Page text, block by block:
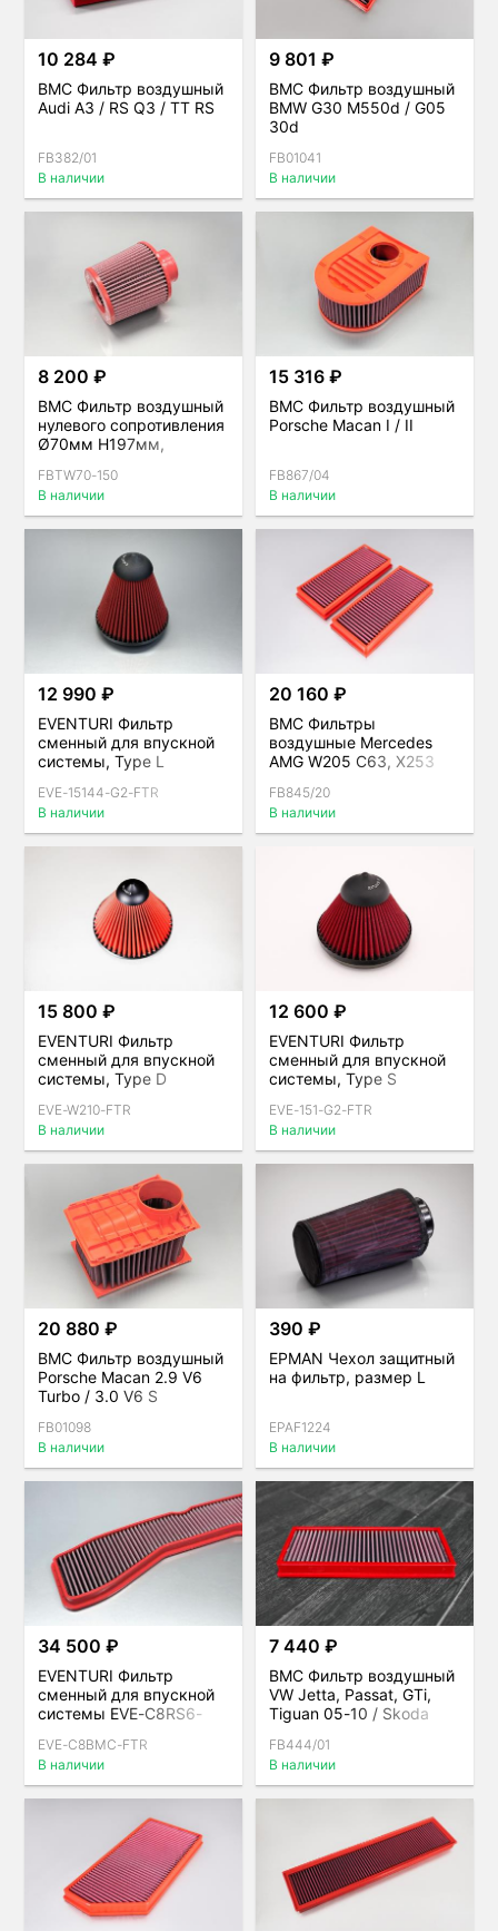
10 284 ₽
BMC Фильтр воздушный
Audi A3 / RS Q3 / TT RS
FB382/01
В наличии
9 801 ₽
BMC Фильтр воздушный
BMW G30 M550d / G05
30d
FB01041
В наличии
8 200 ₽
BMC Фильтр воздушный
нулевого сопротивления
Ø70мм H197мм,
фланец
FBTW70-150
В наличии
15 316 ₽
BMC Фильтр воздушный
Porsche Macan I / II
FB867/04
В наличии
12 990 ₽
EVENTURI Фильтр
сменный для впускной
системы, Type L
EVE-15144-G2-FTR
В наличии
20 160 ₽
BMC Фильтры
воздушные Mercedes
AMG W205 C63, X253
FB845/20
В наличии
15 800 ₽
EVENTURI Фильтр
сменный для впускной
системы, Type D
EVE-W210-FTR
В наличии
12 600 ₽
EVENTURI Фильтр
сменный для впускной
системы, Type S
EVE-151-G2-FTR
В наличии
20 880 ₽
BMC Фильтр воздушный
Porsche Macan 2.9 V6
Turbo / 3.0 V6 S
FB01098
В наличии
390 ₽
EPMAN Чехол защитный
на фильтр, размер L
EPAF1224
В наличии
34 500 ₽
EVENTURI Фильтр
сменный для впускной
системы EVE-C8RS6-
EVE-C8BMC-FTR
В наличии
7 440 ₽
BMC Фильтр воздушный
VW Jetta, Passat, GTi,
Tiguan 05-10 / Skoda
FB444/01
В наличии